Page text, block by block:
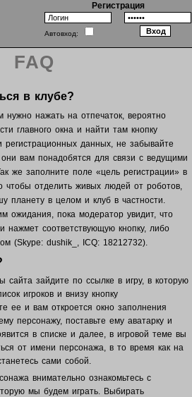
Регистрация
Автовход:
FAQ
в клубе?
нужно нажать на отпечаток, вероятно
главного окна и найти там кнопку
регистрационных данных, не забывайте
вам понадобятся для связи с ведущими
же заполните поле «цель регистрации» в
отделить живых людей от роботов,
планету в целом и клуб в частности.
ожидания, пока модератор увидит, что
соответствующую кнопку, либо
(Skype: dushik_, ICQ: 18212732).
сайта зайдите по ссылке в игру, в которую
игроков и внизу кнопку
ее и вам откроется окно заполнения
персонажу, поставьте ему аватарку и
в списке и далее, в игровой теме вы
от имени персонажа, в то время как на
сами собой.
внимательно ознакомьтесь с
мы будем играть. Выбирать